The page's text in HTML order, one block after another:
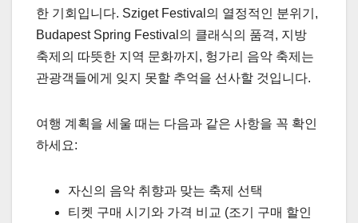
한 기회입니다. Sziget Festival의 열정적인 분위기,
Budapest Spring Festival의 클래식의 품격, 지방
축제의 따뜻한 지역 문화까지, 헝가리 음악 축제는
관광객들에게 잊지 못할 추억을 선사할 것입니다.
여행 계획을 세울 때는 다음과 같은 사항을 꼭 확인
하세요:
자신의 음악 취향과 맞는 축제 선택
티켓 구매 시기와 가격 비교 (조기 구매 할인